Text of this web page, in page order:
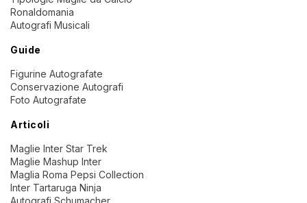
Ronaldomania
Autografi Musicali
Guide
Figurine Autografate
Conservazione Autografi
Foto Autografate
Articoli
Maglie Inter Star Trek
Maglie Mashup Inter
Maglia Roma Pepsi Collection
Inter Tartaruga Ninja